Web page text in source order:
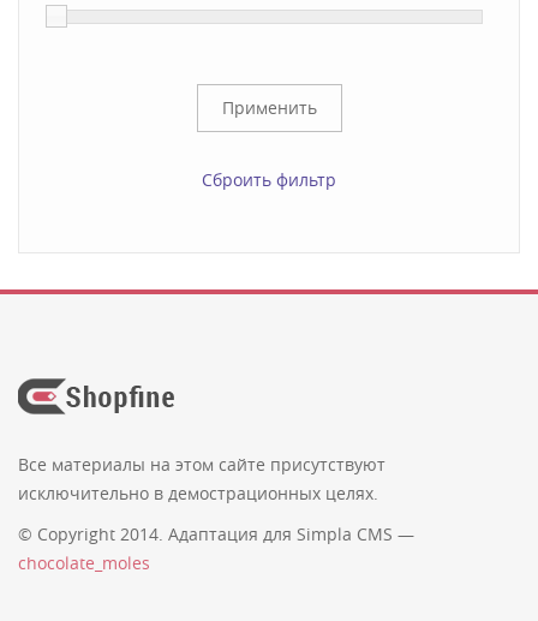
Сброить фильтр
Все материалы на этом сайте присутствуют
исключительно в демострационных целях.
© Copyright 2014. Адаптация для Simpla CMS —
chocolate_moles